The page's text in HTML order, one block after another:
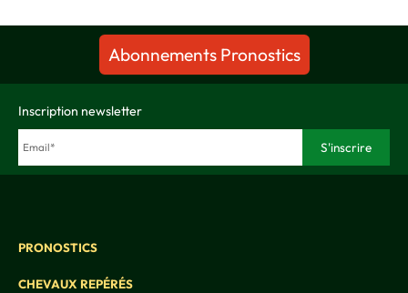
Abonnements Pronostics
Inscription newsletter
PRONOSTICS
CHEVAUX REPÉRÉS